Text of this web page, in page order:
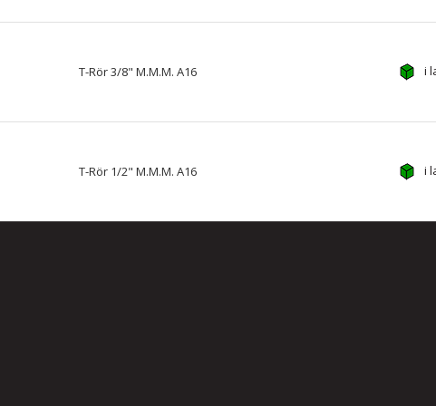
T-Rör 3/8" M.M.M. A16 i
T-Rör 1/2" M.M.M. A16 i